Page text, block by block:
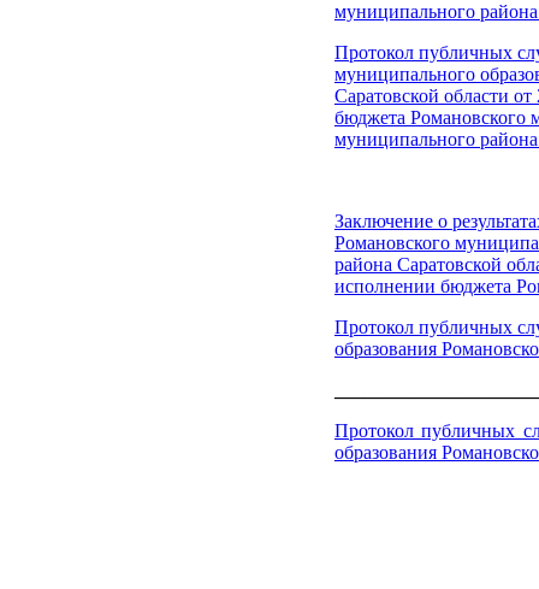
муниципального
Протокол публичных
муниципального
Саратовской области
бюджета Романовского
муниципального
Заключение о
Романовского
района Саратовской
исполнении бюджета
Протокол публичных
образования
Протокол публичных
образования